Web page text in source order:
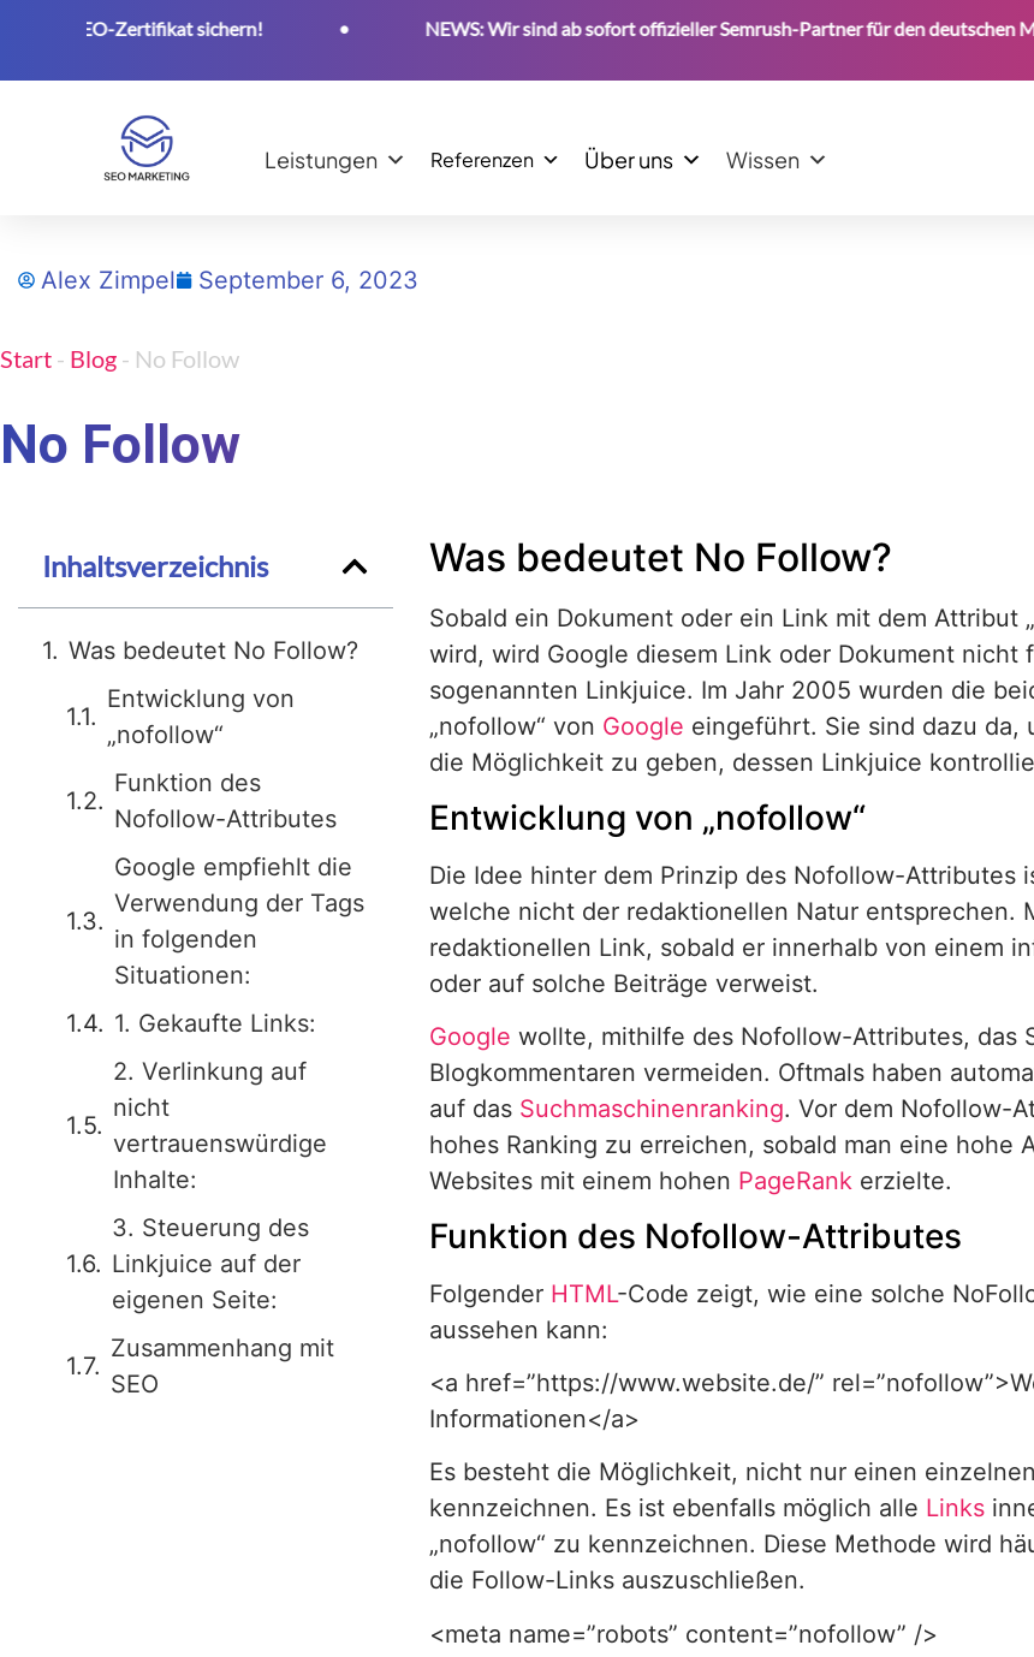
SEO-Zertifikat sichern! NEWS: Wir sind ab sofort offizieller Semrush-Partner für den deutschen Markt.
Leistungen Referenzen Über uns Wissen
Alex Zimpel September 6, 2023
Start - Blog - No Follow
No Follow
Inhaltsverzeichnis
Was bedeutet No Follow?
Entwicklung von
„nofollow“
Funktion des
Nofollow-Attributes
Google empfiehlt die
Verwendung der Tags
in folgenden
Situationen:
1. Gekaufte Links:
2. Verlinkung auf
nicht
vertrauenswürdige
Inhalte:
3. Steuerung des
Linkjuice auf der
eigenen Seite:
Zusammenhang mit
SEO
Was bedeutet No Follow?
Sobald ein Dokument oder ein Link mit dem Attribut
wird, wird Google diesem Link oder Dokument nicht
sogenannten Linkjuice. Im Jahr 2005 wurden die
„nofollow“ von Google eingeführt. Sie sind dazu da,
die Möglichkeit zu geben, dessen Linkjuice
Entwicklung von „nofollow“
Die Idee hinter dem Prinzip des Nofollow-Attributes
welche nicht der redaktionellen Natur entsprechen.
redaktionellen Link, sobald er innerhalb von einem
oder auf solche Beiträge verweist.
Google wollte, mithilfe des Nofollow-Attributes, das
Blogkommentaren vermeiden. Oftmals haben
auf das Suchmaschinenranking. Vor dem Nofollow-
hohes Ranking zu erreichen, sobald man eine hohe
Websites mit einem hohen PageRank erzielte.
Funktion des Nofollow-Attributes
Folgender HTML-Code zeigt, wie eine solche
aussehen kann:
<a href=”https://www.website.de/”
Informationen</a>
Es besteht die Möglichkeit, nicht nur einen
kennzeichnen. Es ist ebenfalls möglich alle Links
„nofollow“ zu kennzeichnen. Diese Methode wird
die Follow-Links auszuschließen.
<meta name=”robots” content=”nofollow” />